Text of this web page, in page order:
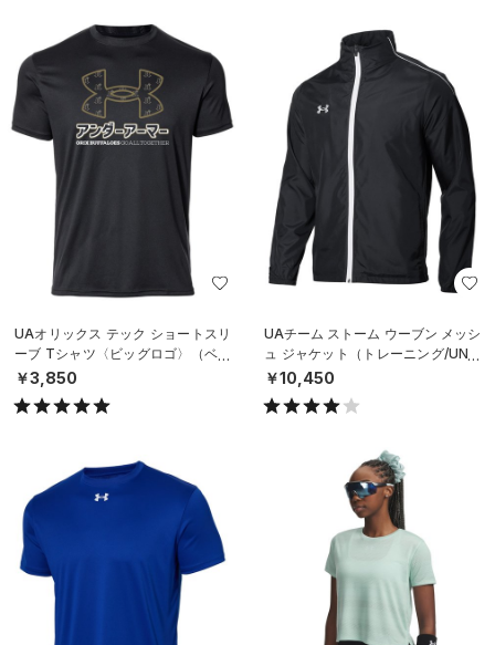
UAオリックス テック ショートスリ
ーブ Tシャツ〈ビッグロゴ〉（ベー
スボール/UNISEX）
￥3,850
UAチーム ストーム ウーブン メッシ
ュ ジャケット（トレーニング/UNIS
EX）
￥10,450